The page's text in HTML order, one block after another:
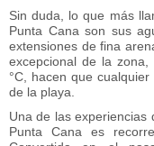
Sin duda, lo que más
Punta Cana son sus
extensiones de fina
excepcional de la
°C, hacen que
de la playa.
Una de las
Punta Cana es